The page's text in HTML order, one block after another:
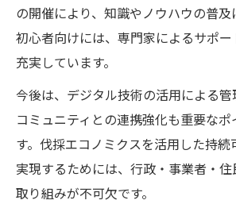
の開催により、知識やノウハウの普及
初心者向けには、専門家によるサポ
充実しています。
今後は、デジタル技術の活用による
コミュニティとの連携強化も重要な
す。伐採エコノミクスを活用した持続
実現するためには、行政・事業者・
取り組みが不可欠です。